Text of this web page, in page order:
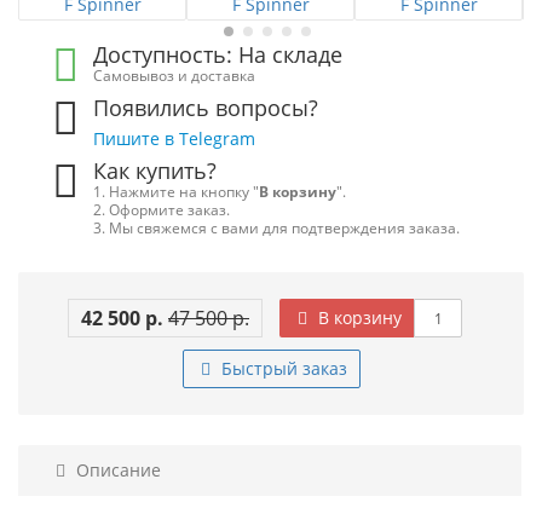
Доступность: На складе
Самовывоз и доставка
Появились вопросы?
Пишите в Telegram
Как купить?
1. Нажмите на кнопку "В корзину".
2. Оформите заказ.
3. Мы свяжемся с вами для подтверждения заказа.
42 500 р. 47 500 р. В корзину
Быстрый заказ
Описание